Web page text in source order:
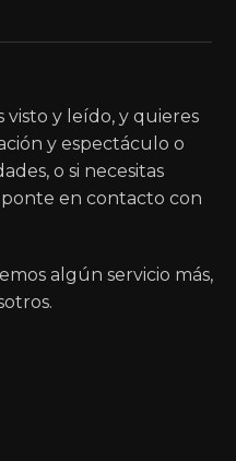
visto y leído, y quieres
y espectáculo o
o si necesitas
en contacto con
algún servicio más,